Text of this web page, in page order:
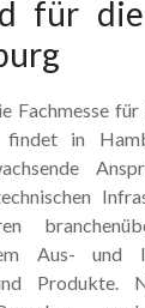
für
Fachmesse für
findet in
Aus- und
Produkte.